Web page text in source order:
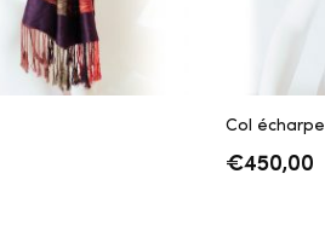
Col écharpe
€450,00